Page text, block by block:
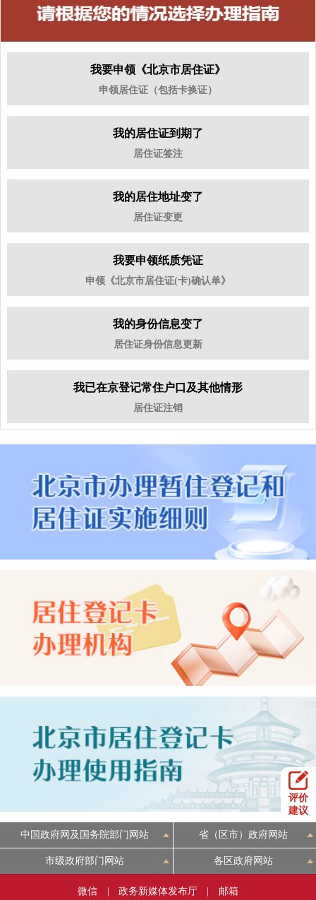
我要申领《北京市居住证》
申领居住证（包括卡换证）
我的居住证到期了
居住证签注
我的居住地址变了
居住证变更
我要申领纸质凭证
申领《北京市居住证(卡)确认单》
我的身份信息变了
居住证身份信息更新
我已在京登记常住户口及其他情形
居住证注销
评价
建议
中国政府网及国务院部门网站 省（区市）政府网站
市级政府部门网站 各区政府网站
微信 政务新媒体发布厅 邮箱